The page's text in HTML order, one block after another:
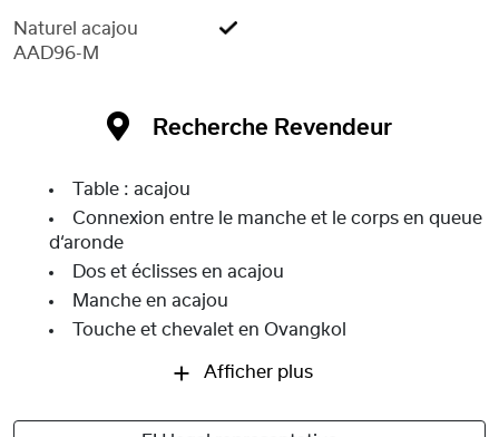
Naturel acajou
AAD96-M
Recherche Revendeur
Table : acajou
Connexion entre le manche et le corps en queue
d‘aronde
Dos et éclisses en acajou
Manche en acajou
Touche et chevalet en Ovangkol
Afficher plus